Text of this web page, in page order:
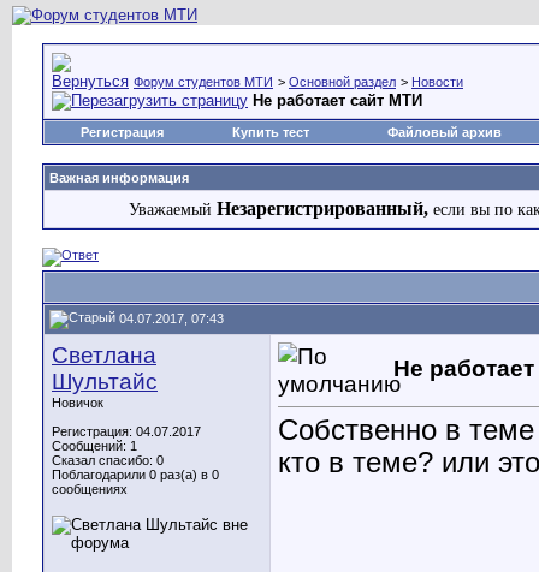
Форум студентов МТИ > Основной раздел > Новости
Не работает сайт МТИ
Регистрация Купить тест Файловый архив
Важная информация
Уважаемый Незарегистрированный, если вы по
04.07.2017, 07:43
Светлана
Шультайс
Новичок
Регистрация: 04.07.2017
Сообщений: 1
Сказал спасибо: 0
Поблагодарили 0 раз(а) в 0
сообщениях
Не
Собственно в
кто в теме? или